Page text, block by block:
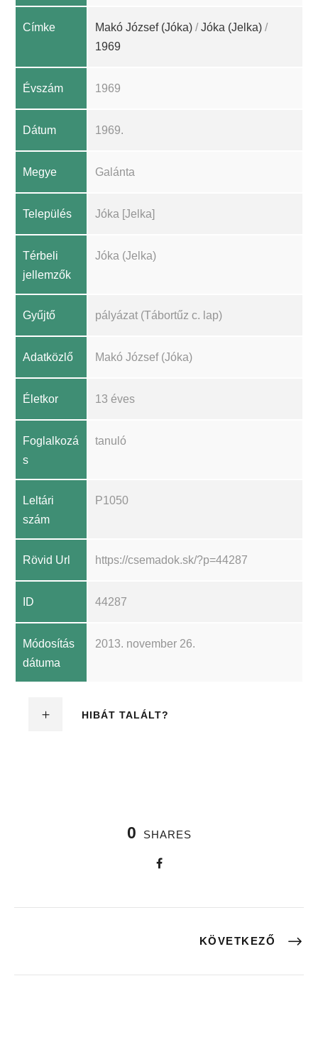
Címke Makó József (Jóka) /Jóka (Jelka) /
1969
Évszám 1969
Dátum 1969.
Megye Galánta
Település Jóka [Jelka]
Térbeli
jellemzők
Jóka (Jelka)
Gyűjtő pályázat (Tábortűz c. lap)
Adatközlő Makó József (Jóka)
Életkor 13 éves
Foglalkozá
s
tanuló
Leltári
szám
P1050
Rövid Url https://csemadok.sk/?p=44287
ID 44287
Módosítás
dátuma
2013. november 26.
HIBÁT TALÁLT?
0 SHARES
KÖVETKEZŐ